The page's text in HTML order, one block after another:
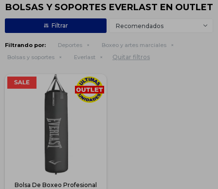
BOLSAS Y SOPORTES EVERLAST EN OUTLET
Recomendados
Filtrando por: Deportes
Boxeo y artes marciales
Bolsas y soportes
Everlast Quitar filtros
Bolsa De Boxeo Profesional